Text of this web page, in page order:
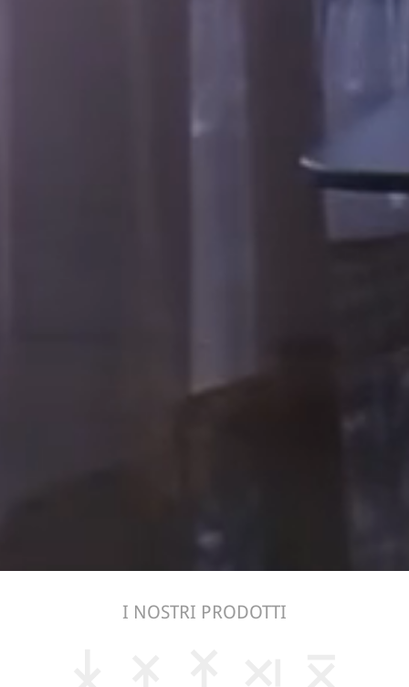
I NOSTRI PRODOTTI